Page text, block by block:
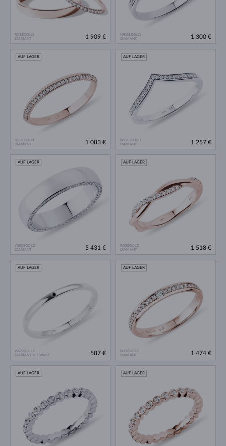
ROSÉGOLD
DIAMANT
1 909 €
WEISSGOLD
DIAMANT
1 300 €
ROSÉGOLD
DIAMANT
AUF LAGER
1 083 €
WEISSGOLD
DIAMANT
AUF LAGER
1 257 €
WEISSGOLD
DIAMANT
AUF LAGER
5 431 €
ROSÉGOLD
DIAMANT
AUF LAGER
1 518 €
WEISSGOLD
DIAMANT SCHWARZ
AUF LAGER
587 €
ROSÉGOLD
DIAMANT
AUF LAGER
1 474 €
AUF LAGER AUF LAGER